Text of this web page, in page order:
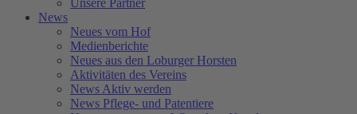
News
Neues vom Hof
Medienberichte
Neues aus den Loburger Horsten
Aktivitäten des Vereins
News Aktiv werden
News Pflege- und Patentiere